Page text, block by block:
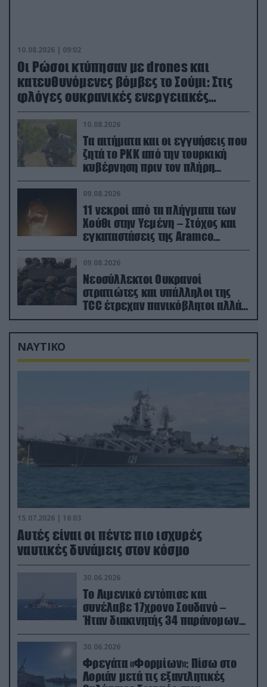
10.08.2026 | 09:02
Οι Ρώσοι κτύπησαν με drones και
κατευθυνόμενες βόμβες το Σούμι: Στις
φλόγες ουκρανικές ενεργειακές
εγκαταστάσεις
10.08.2026
Τα αιτήματα και οι εγγυήσεις που
ζητά το PKK από την τουρκική
κυβέρνηση πριν τον πλήρη
αφοπλισμό του
09.08.2026
11 νεκροί από τα πλήγματα των
Χούθι στην Υεμένη – Στόχος και
εγκαταστάσεις της Aramco
(βίντεο)
09.08.2026
Νεοσύλλεκτοι Ουκρανοί
στρατιώτες και υπάλληλοι της
TCC έτρεχαν πανικόβλητοι αλλά…
εξοντώθηκαν – Δείτε βίντεο
ΝΑΥΤΙΚΟ
15.07.2026 | 16:03
Aυτές είναι οι πέντε πιο ισχυρές
ναυτικές δυνάμεις στον κόσμο
30.06.2026
Το Λιμενικό εντόπισε και
συνέλαβε 17χρονο Σουδανό –
Ήταν διακινητής 34 παράνομων
μεταναστών
30.06.2026
Φρεγάτα «Φορμίων»: Πίσω στο
Λοριάν μετά τις εξαντλητικές